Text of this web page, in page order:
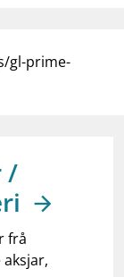
gl-prime-
/
frå